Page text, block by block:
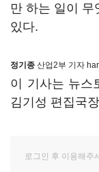
만 하는 일이
있다.
정기종 산업2부 기자
이 기사는 뉴스
김기성 편집국